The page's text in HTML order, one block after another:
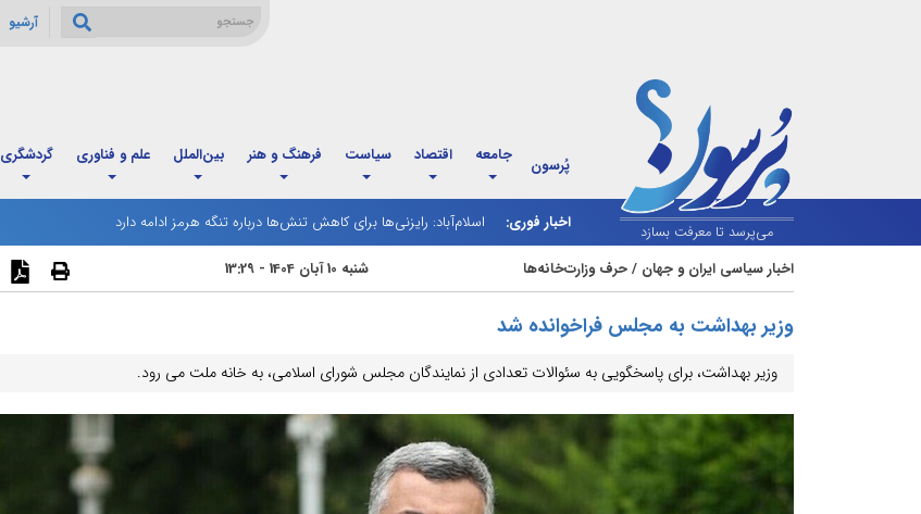
آرشیو
می‌پرسد تا معرفت بسازد
پُرسون جامعه اقتصاد سیاست فرهنگ و هنر بین‌الملل علم و فناوری گردشگری
اخبار فوری:
اسلام‌آباد: رایزنی‌ها برای کاهش تنش‌ها درباره تنگه هرمز ادامه دارد
شارژ کالابرگ مردادماه آغاز شد؛ زمان‌بندی جدید و تغییر فاصله واریز اعتبار خانوارها
اخبار سیاسی ایران و جهان /حرف وزارت‌خانه‌ها شنبه 10 آبان 1404 - 13:29
وزیر بهداشت به مجلس فراخوانده شد
وزیر بهداشت، برای پاسخگویی به سئوالات تعدادی از نمایندگان مجلس شورای اسلامی، به خانه ملت می رود.